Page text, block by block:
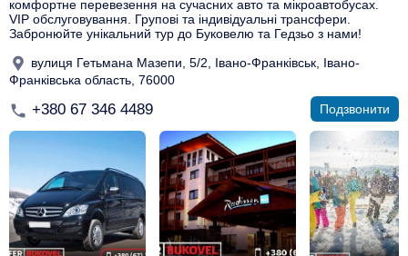
комфортне перевезення на сучасних авто та мікроавтобусах.
VIP обслуговування. Групові та індивідуальні трансфери.
Забронюйте унікальний тур до Буковелю та Гедзьо з нами!
вулиця Гетьмана Мазепи, 5/2, Івано-Франківськ, Івано-
Франківська область, 76000
+380 67 346 4489 Подзвонити